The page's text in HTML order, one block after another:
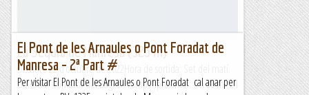
La Sèquia de Manresa (323 m)
Dissabte 22 d’octubre de 2022Hora de sortida: Set del matí.
Ubicació: Comarca del Bages. Temps aproximat: 6 h 30 m (24
El Pont de les Arnaules o Pont Foradat de
Manresa – 2ª Part #
Per visitar El Pont de les Arnaules o Pont Foradat cal anar per